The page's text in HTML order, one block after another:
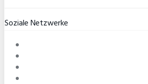
Soziale Netzwerke